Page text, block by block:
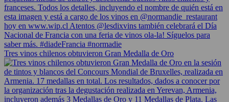
Tres vinos chilenos obtuvieron Gran Medalla de Oro